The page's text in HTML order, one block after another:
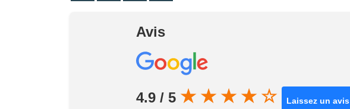
Avis
4.9 / 5 ★ ★ ★ ★ ☆ Laissez un avis